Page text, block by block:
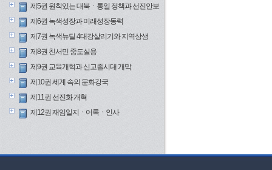
제5권 원칙있는 대북ㆍ통일 정책과 선진안보
제6권 녹색성장과 미래성장동력
제7권 녹색뉴딜 4대강살리기와 지역상생
제8권 친서민 중도실용
제9권 교육개혁과 신고졸시대 개막
제10권 세계 속의 문화강국
제11권 선진화 개혁
제12권 재임일지ㆍ어록ㆍ인사